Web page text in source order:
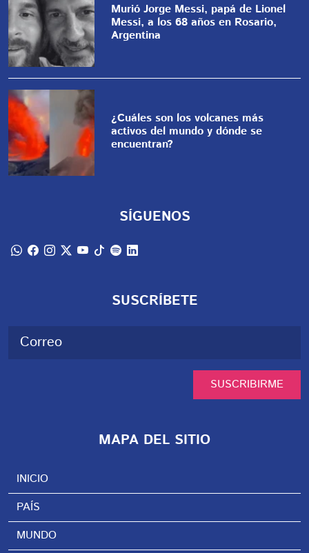
Murió Jorge Messi, papá de Lionel
Messi, a los 68 años en Rosario,
Argentina
¿Cuáles son los volcanes más
activos del mundo y dónde se
encuentran?
SÍGUENOS
SUSCRÍBETE
SUSCRIBIRME
MAPA DEL SITIO
INICIO
PAÍS
MUNDO